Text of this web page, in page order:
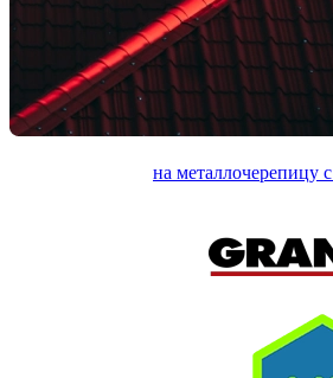
на металлочерепицу